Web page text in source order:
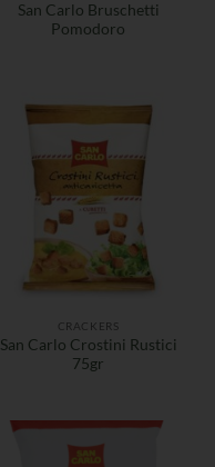
San Carlo Bruschetti
Pomodoro
CRACKERS
San Carlo Crostini Rustici
75gr